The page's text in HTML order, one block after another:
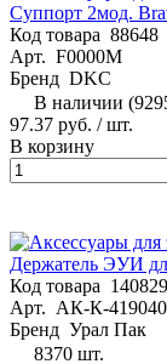
Суппорт 2мод.
Код товара 88648
Арт. F0000M
Бренд DKC
В наличии
97.37 руб. / шт.
В корзину
Держатель ЭУИ
Код товара
Арт. АК-К-
Бренд Урал Пак
8370 шт.